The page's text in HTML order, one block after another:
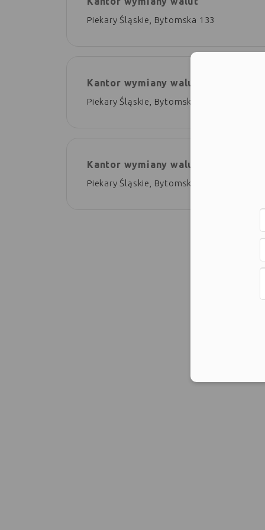
Piekary Śląskie, Bytomska 133
Kantor wymiany walut
Piekary Śląskie, Bytomska 80
Kantor wymiany walut
Piekary Śląskie, Bytomska 133,